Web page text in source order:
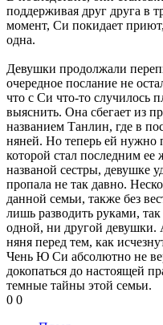
поддерживая друг друга в
момент, Си покидает
одна.
Девушки продолжали
очередное послание не
что с Си что-то случилось
выяснить. Она сбегает из
названием Танлин, где в
няней. Но теперь ей нужно
которой стал последним ее
названой сестры, девушке
пропала не так давно.
данной семьи, также без
лишь разводить руками,
одной, ни другой девушки.
няня перед тем, как
Чень Ю Си абсолютно не
докопаться до настоящей
темные тайны этой семьи.
0 0